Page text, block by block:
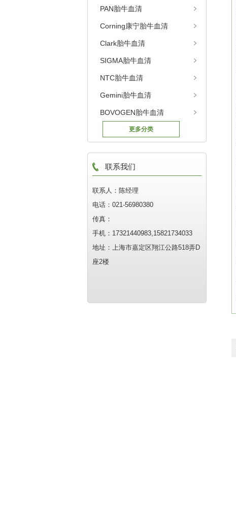
PAN胎牛血清
Corning康宁胎牛血清
Clark胎牛血清
SIGMA胎牛血清
NTC胎牛血清
Gemini胎牛血清
BOVOGEN胎牛血清
更多分类
联系我们
联系人：陈经理
电话：021-56980380
传真：
手机：17321440983,15821734033
地址：上海市嘉定区翔江公路518弄D
座2楼